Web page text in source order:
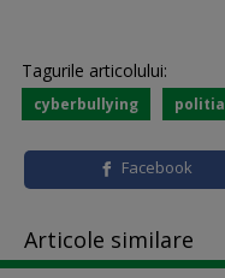
Tagurile articolului:
cyberbullying politia
Facebook
Articole similare